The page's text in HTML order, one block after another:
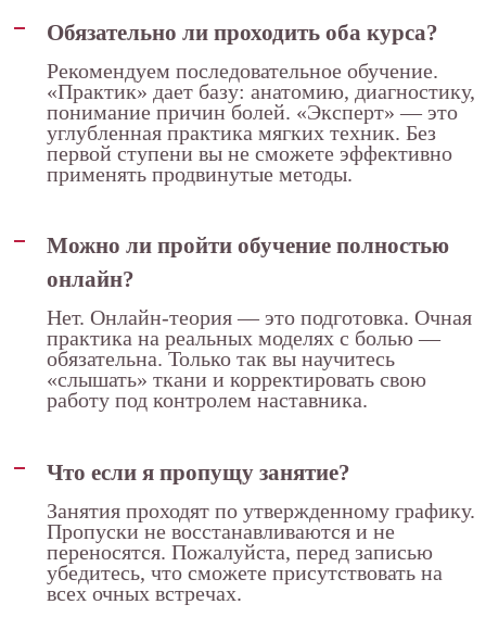
Обязательно ли проходить оба курса?
Рекомендуем последовательное обучение.
«Практик» дает базу: анатомию, диагностику,
понимание причин болей. «Эксперт» — это
углубленная практика мягких техник. Без
первой ступени вы не сможете эффективно
применять продвинутые методы.
Можно ли пройти обучение полностью
онлайн?
Нет. Онлайн-теория — это подготовка. Очная
практика на реальных моделях с болью —
обязательна. Только так вы научитесь
«слышать» ткани и корректировать свою
работу под контролем наставника.
Что если я пропущу занятие?
Занятия проходят по утвержденному графику.
Пропуски не восстанавливаются и не
переносятся. Пожалуйста, перед записью
убедитесь, что сможете присутствовать на
всех очных встречах.